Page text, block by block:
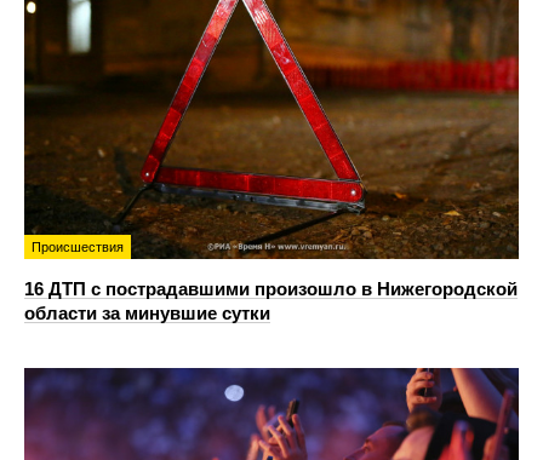
Происшествия
16 ДТП с пострадавшими произошло в Нижегородской
области за минувшие сутки